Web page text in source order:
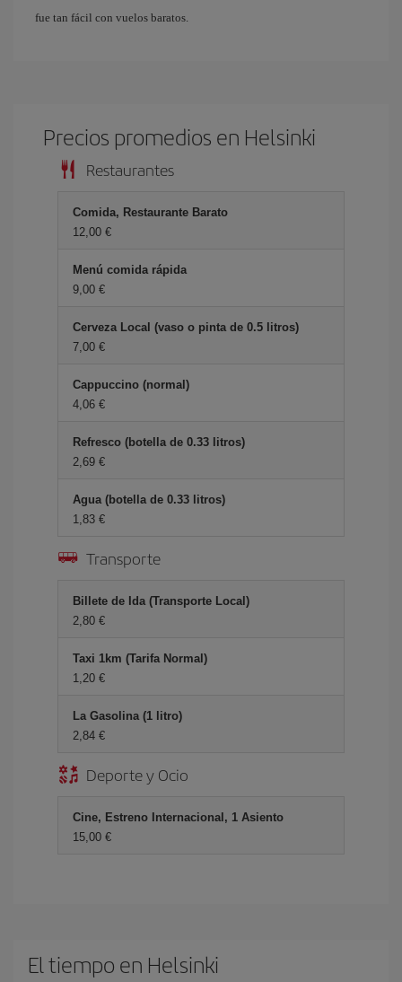
fue tan fácil con vuelos baratos.
Precios promedios en Helsinki
Restaurantes
Comida, Restaurante Barato
12,00 €
Menú comida rápida
9,00 €
Cerveza Local (vaso o pinta de 0.5 litros)
7,00 €
Cappuccino (normal)
4,06 €
Refresco (botella de 0.33 litros)
2,69 €
Agua (botella de 0.33 litros)
1,83 €
Transporte
Billete de Ida (Transporte Local)
2,80 €
Taxi 1km (Tarifa Normal)
1,20 €
La Gasolina (1 litro)
2,84 €
Deporte y Ocio
Cine, Estreno Internacional, 1 Asiento
15,00 €
El tiempo en Helsinki